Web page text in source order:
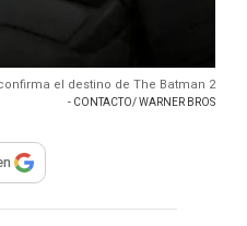
el destino de The Batman 2
- CONTACTO/ WARNER BROS
compartir